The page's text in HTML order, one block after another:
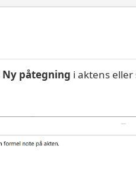
Ny påtegning i aktens